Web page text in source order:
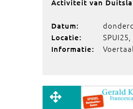
Activiteit van
Datum:
Locatie:
Informatie: